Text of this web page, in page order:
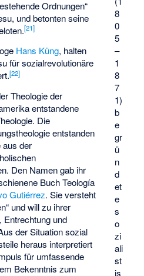
8
0
5
–
1
8
7
1)
b
e
gr
ü
n
d
et
e
s
o
zi
ali
st
is
Ordnungen“
und betonten seine
[21]
Hans Küng, halten
für sozialrevolutionäre
[22]
Theologie der
entstandene
Die
entstanden
aus der
Den Namen gab ihr
Buch Teología
Gutiérrez. Sie versteht
und will zu ihrer
Entrechtung und
der Situation sozial
heraus interpretiert
für umfassende
Bekenntnis zum